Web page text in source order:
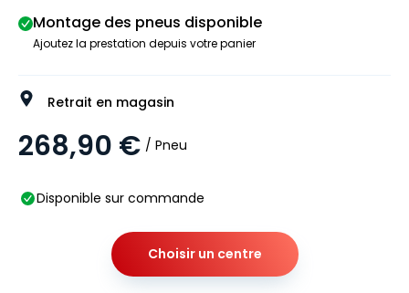
Montage des pneus disponible
Ajoutez la prestation depuis votre panier
Retrait en magasin
268,90 € / Pneu
Disponible sur commande
Choisir un centre